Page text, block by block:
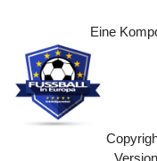
Eine